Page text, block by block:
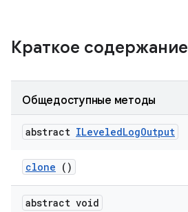
Краткое содержание
Общедоступные методы
abstract ILeveledLogOutput
clone ()
abstract void